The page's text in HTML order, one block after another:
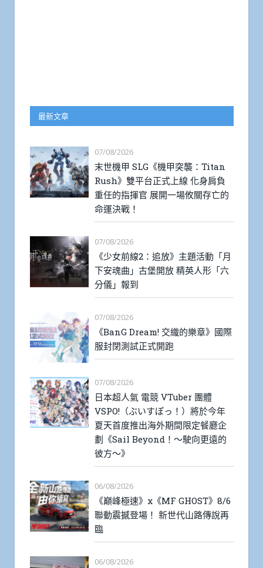
最新文章
07/08/2026
末世機甲 SLG《機甲突襲：Titan
Rush》雙平台正式上線 化身肩負
重任的指揮官 展開一場攸關存亡的
命運決戰！
07/08/2026
《少女前線2：追放》主題活動「月
下安魂曲」古堡開放 精英人形「六
分儀」報到
07/08/2026
《BanG Dream! 交織的樂章》國際
服封閉測試正式開跑
07/08/2026
日本超人氣 電競 VTuber 團體
VSPO!（ぶいすぽっ！）將於今年
夏天首度推出海外期間限定餐廳企
劃《Sail Beyond！～駛向更遠的
彼方～》
06/08/2026
《巔峰極速》x《MF GHOST》8/6
聯動震撼登場！ 新世代山路傳說再
臨
06/08/2026